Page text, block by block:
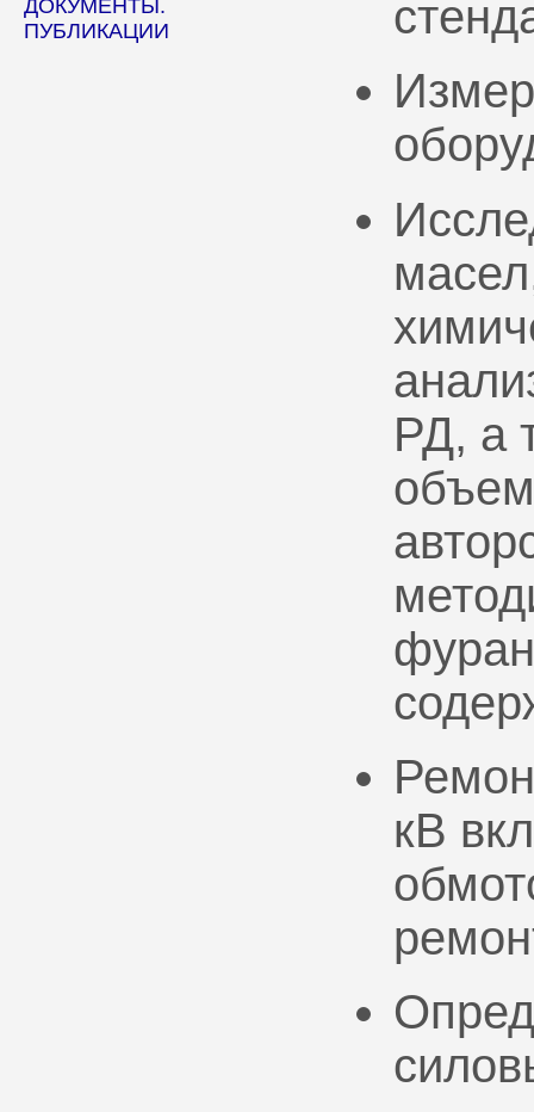
ДОКУМЕНТЫ.
ПУБЛИКАЦИИ
РД, а
кВ